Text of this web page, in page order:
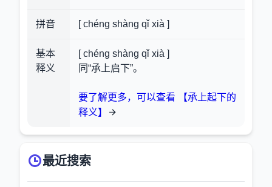
拼音 [ chéng shàng qǐ xià ]
基本
释义
[ chéng shàng qǐ xià ]
同“承上启下”。
要了解更多，可以查看 【承上起下的
释义】
最近搜索